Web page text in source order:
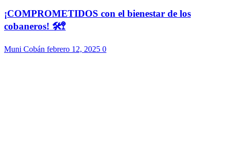
¡COMPROMETIDOS con el bienestar de los
cobaneros! 🛠️🚏
Muni Cobán febrero 12, 2025 0